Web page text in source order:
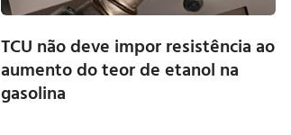
TCU não deve impor resistência ao
aumento do teor de etanol na
gasolina